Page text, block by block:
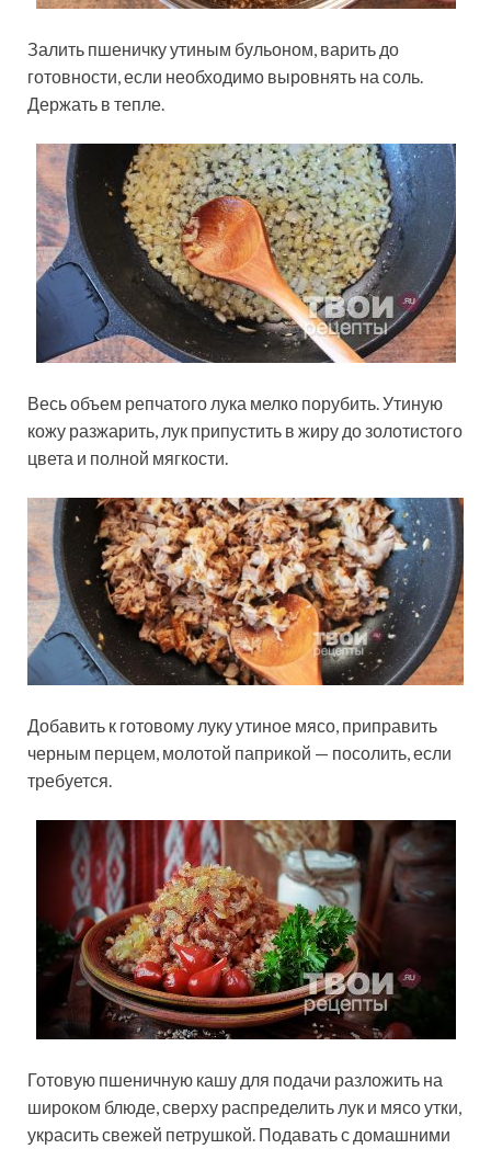
Залить пшеничку утиным бульоном, варить до
готовности, если необходимо выровнять на соль.
Держать в тепле.
Весь объем репчатого лука мелко порубить. Утиную
кожу разжарить, лук припустить в жиру до золотистого
цвета и полной мягкости.
Добавить к готовому луку утиное мясо, приправить
черным перцем, молотой паприкой — посолить, если
требуется.
Готовую пшеничную кашу для подачи разложить на
широком блюде, сверху распределить лук и мясо утки,
украсить свежей петрушкой. Подавать с домашними